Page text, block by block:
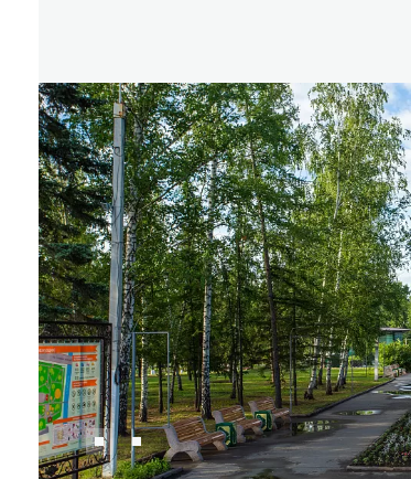
Рестораны
Кафе
Придорожные кафе
Другие рубрики
О нас
Реестр туроператоров
Алтайского края
Реестр туристических
агентств Алтайского края